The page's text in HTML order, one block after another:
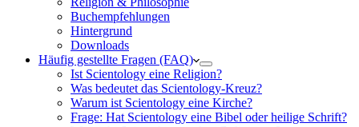
Buchempfehlungen
Hintergrund
Downloads
Häufig gestellte Fragen (FAQ)
Ist Scientology eine Religion?
Was bedeutet das Scientology-Kreuz?
Warum ist Scientology eine Kirche?
Frage: Hat Scientology eine Bibel oder heilige Schrift?